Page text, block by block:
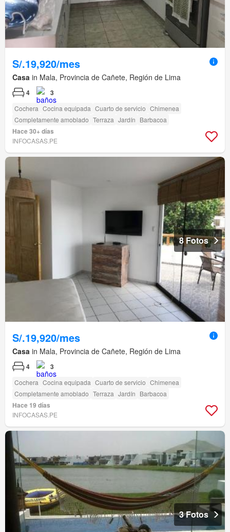
S/.19,920/mes
Casa in Mala, Provincia de Cañete, Región de Lima
4 3
Cochera Cocina equipada Cuarto de servicio Chimenea
Completamente amoblado Terraza Jardín Barbacoa
Hace 30+ días
INFOCASAS.PE
8 Fotos
S/.19,920/mes
Casa in Mala, Provincia de Cañete, Región de Lima
4 3
Cochera Cocina equipada Cuarto de servicio Chimenea
Completamente amoblado Terraza Jardín Barbacoa
Hace 19 días
INFOCASAS.PE
3 Fotos